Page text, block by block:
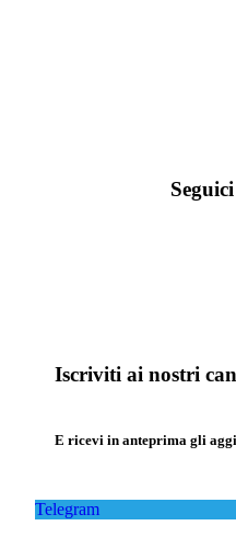
Iscriviti ai nostri
E ricevi in anteprima gli
Telegram